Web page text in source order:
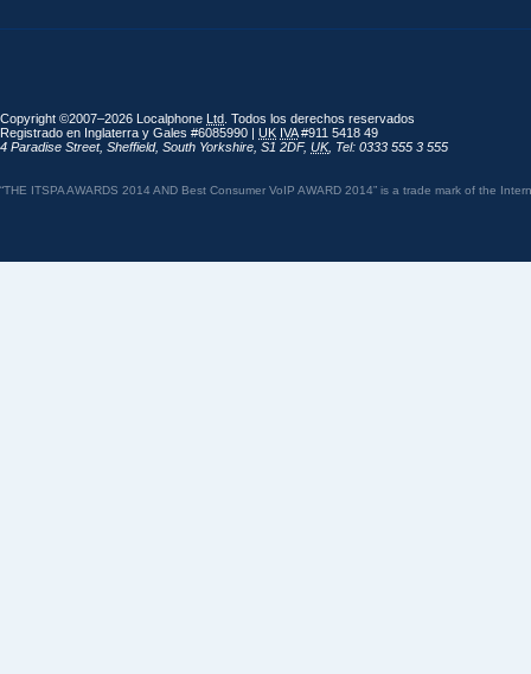
Copyright ©2007–2026 Localphone Ltd . Todos los derechos reservados
Registrado en Inglaterra y Gales #6085990 | UK IVA#911 5418 49
4 Paradise Street, Sheffield, South Yorkshire S1 2DF, UK, Tel: 0333 555 3 555
“THE ITSPA AWARDS 2014 AND Best Consumer VoIP AWARD 2014” is a trade mark of the